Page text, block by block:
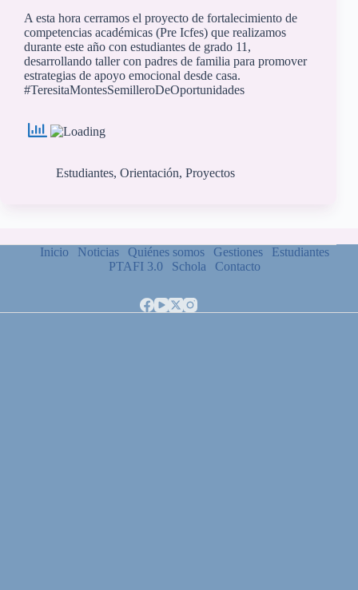
A esta hora cerramos el proyecto de fortalecimiento de
competencias académicas (Pre Icfes) que realizamos
durante este año con estudiantes de grado 11,
desarrollando taller con padres de familia para promover
estrategias de apoyo emocional desde casa.
#TeresitaMontesSemilleroDeOportunidades
Estudiantes, Orientación, Proyectos
Inicio Noticias Quiénes somos Gestiones
Estudiantes
PTAFI 3.0
Schola Contacto